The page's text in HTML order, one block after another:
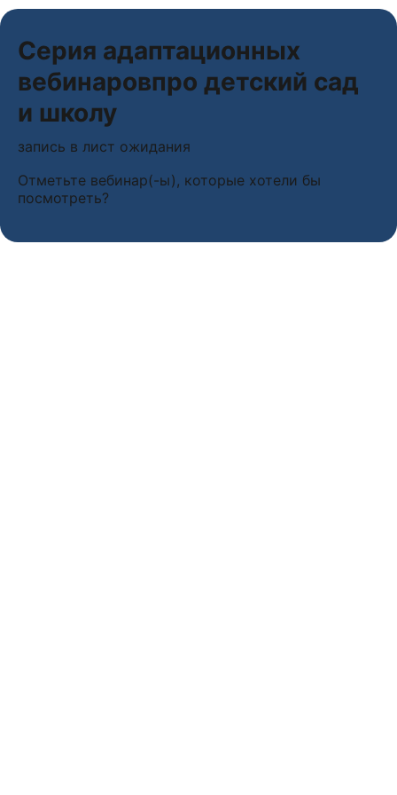
Серия адаптационных
вебинаровпро детский сад
и школу
запись в лист ожидания
Отметьте вебинар(-ы), которые хотели бы
посмотреть?